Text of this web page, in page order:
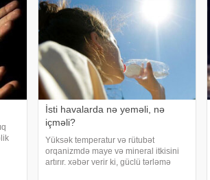
İsti havalarda nə yeməli, nə
içməli?
Yüksək temperatur və rütubət
orqanizmdə maye və mineral itkisini
artırır. xəbər verir ki, güclü tərləmə